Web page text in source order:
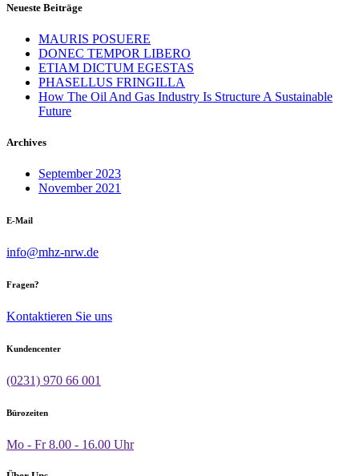
Neueste Beiträge
MAURIS POSUERE
DONEC TEMPOR LIBERO
ETIAM DICTUM EGESTAS
PHASELLUS FRINGILLA
How The Oil And Gas Industry Is Structure A Sustainable
Future
Archives
September 2023
November 2021
E-Mail
info@mhz-nrw.de
Fragen?
Kontaktieren Sie uns
Kundencenter
(0231) 970 66 001
Bürozeiten
Mo - Fr 8.00 - 16.00 Uhr